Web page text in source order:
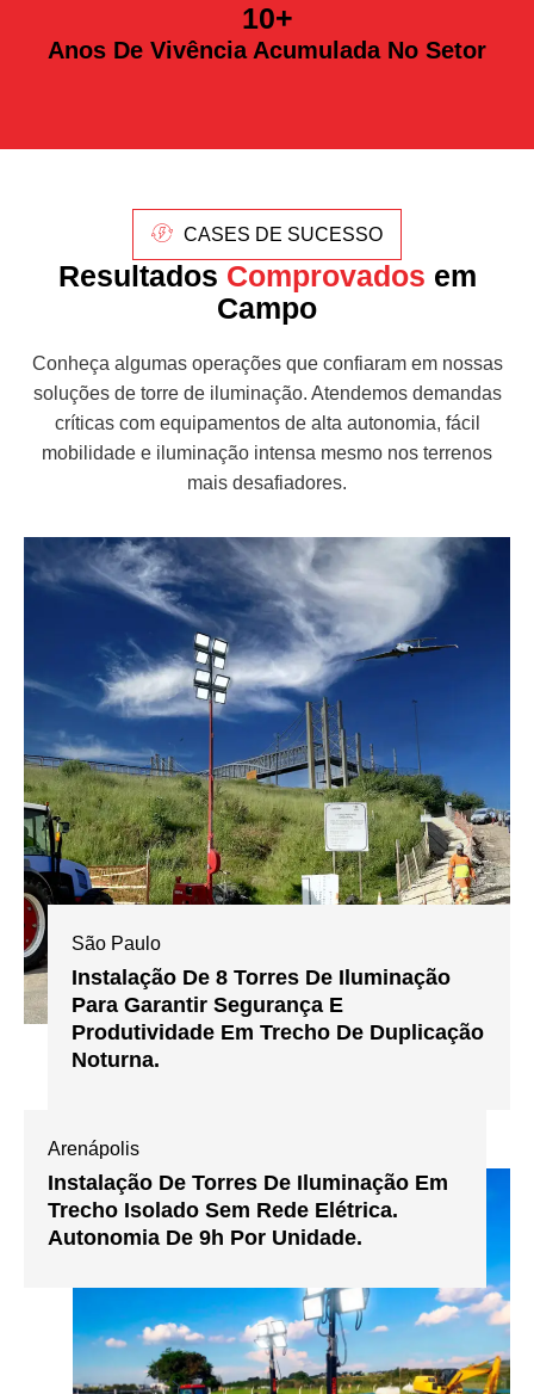
Anos De Vivência Acumulada No Setor
10+
CASES DE SUCESSO
Resultados Comprovados em
Campo
Conheça algumas operações que confiaram em nossas
soluções de torre de iluminação. Atendemos demandas
críticas com equipamentos de alta autonomia, fácil
mobilidade e iluminação intensa mesmo nos terrenos
mais desafiadores.
São Paulo
Instalação De 8 Torres De Iluminação
Para Garantir Segurança E
Produtividade Em Trecho De Duplicação
Noturna.
Arenápolis
Instalação De Torres De Iluminação Em
Trecho Isolado Sem Rede Elétrica.
Autonomia De 9h Por Unidade.